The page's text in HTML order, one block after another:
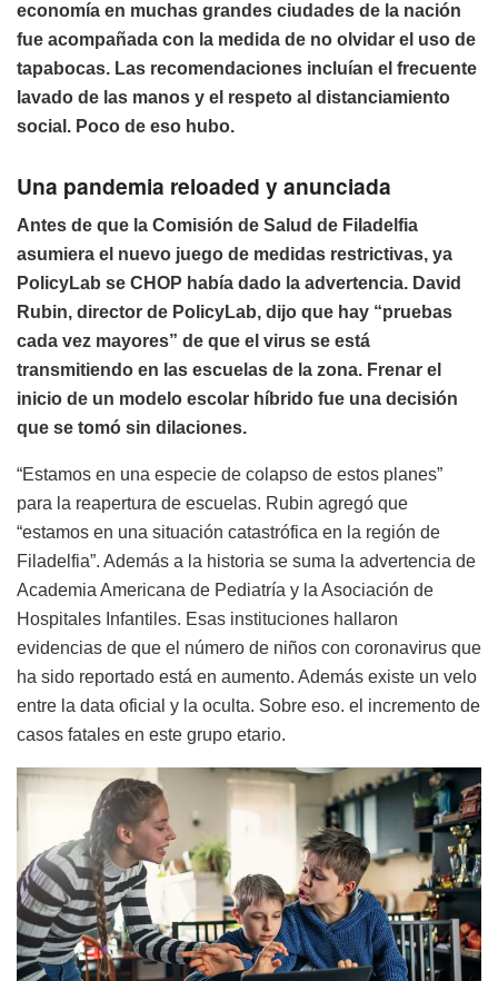
economía en muchas grandes ciudades de la nación
fue acompañada con la medida de no olvidar el uso de
tapabocas. Las recomendaciones incluían el frecuente
lavado de las manos y el respeto al distanciamiento
social. Poco de eso hubo.
Una pandemia reloaded y anunciada
Antes de que la Comisión de Salud de Filadelfia
asumiera el nuevo juego de medidas restrictivas, ya
PolicyLab se CHOP había dado la advertencia. David
Rubin, director de PolicyLab, dijo que hay “pruebas
cada vez mayores” de que el virus se está
transmitiendo en las escuelas de la zona. Frenar el
inicio de un modelo escolar híbrido fue una decisión
que se tomó sin dilaciones.
“Estamos en una especie de colapso de estos planes”
para la reapertura de escuelas. Rubin agregó que
“estamos en una situación catastrófica en la región de
Filadelfia”. Además a la historia se suma la advertencia de
Academia Americana de Pediatría y la Asociación de
Hospitales Infantiles. Esas instituciones hallaron
evidencias de que el número de niños con coronavirus que
ha sido reportado está en aumento. Además existe un velo
entre la data oficial y la oculta. Sobre eso. el incremento de
casos fatales en este grupo etario.